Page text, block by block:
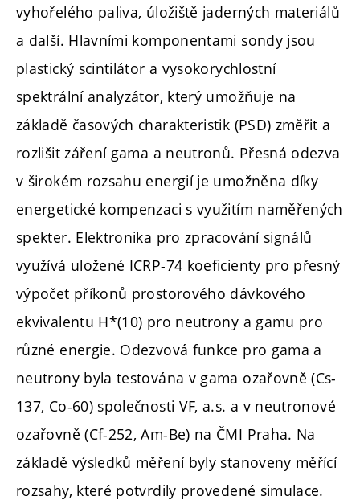
vyhořelého paliva, úložiště jaderných materiálů
a další. Hlavními komponentami sondy jsou
plastický scintilátor a vysokorychlostní
spektrální analyzátor, který umožňuje na
základě časových charakteristik (PSD) změřit a
rozlišit záření gama a neutronů. Přesná odezva
v širokém rozsahu energií je umožněna díky
energetické kompenzaci s využitím naměřených
spekter. Elektronika pro zpracování signálů
využívá uložené ICRP-74 koeficienty pro přesný
výpočet příkonů prostorového dávkového
ekvivalentu H*(10) pro neutrony a gamu pro
různé energie. Odezvová funkce pro gama a
neutrony byla testována v gama ozařovně (Cs-
137, Co-60) společnosti VF, a.s. a v neutronové
ozařovně (Cf-252, Am-Be) na ČMI Praha. Na
základě výsledků měření byly stanoveny měřící
rozsahy, které potvrdily provedené simulace.